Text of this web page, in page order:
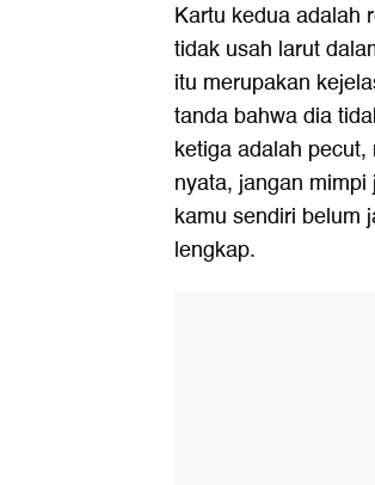
Kartu kedua adalah
tidak usah larut
itu merupakan
tanda bahwa dia
ketiga adalah
nyata, jangan
kamu sendiri belum
lengkap.